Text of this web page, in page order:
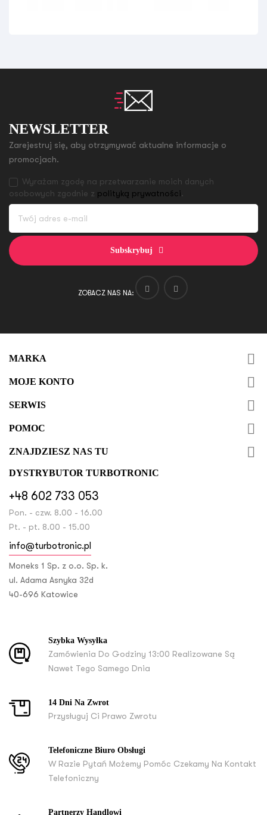
NEWSLETTER
Zarejestruj się, aby otrzymywać aktualne informacje o
promocjach.
Wyrażam zgodę na przetwarzanie moich danych
osobowych zgodnie z polityką prywatności.
Subskrybuj
ZOBACZ NAS NA:
MARKA 
MOJE KONTO 
SERWIS 
POMOC 
ZNAJDZIESZ NAS TU 
DYSTRYBUTOR TURBOTRONIC
+48 602 733 053
Pon. - czw. 8.00 - 16.00
Pt. - pt. 8.00 - 15.00
info@turbotronic.pl
Moneks 1 Sp. z o.o. Sp. k.
ul. Adama Asnyka 32d
40-696 Katowice
Szybka Wysyłka
Zamówienia Do Godziny 13:00 Realizowane Są
Nawet Tego Samego Dnia
14 Dni Na Zwrot
Przysługuj Ci Prawo Zwrotu
Telefoniczne Biuro Obsługi
W Razie Pytań Możemy Pomóc Czekamy Na Kontakt
Telefoniczny
Partnerzy Handlowi